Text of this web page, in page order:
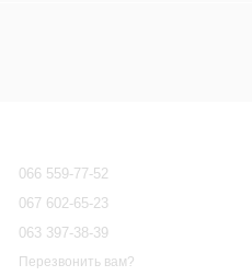
066 559-77-52
067 602-65-23
063 397-38-39
Перезвонить вам?